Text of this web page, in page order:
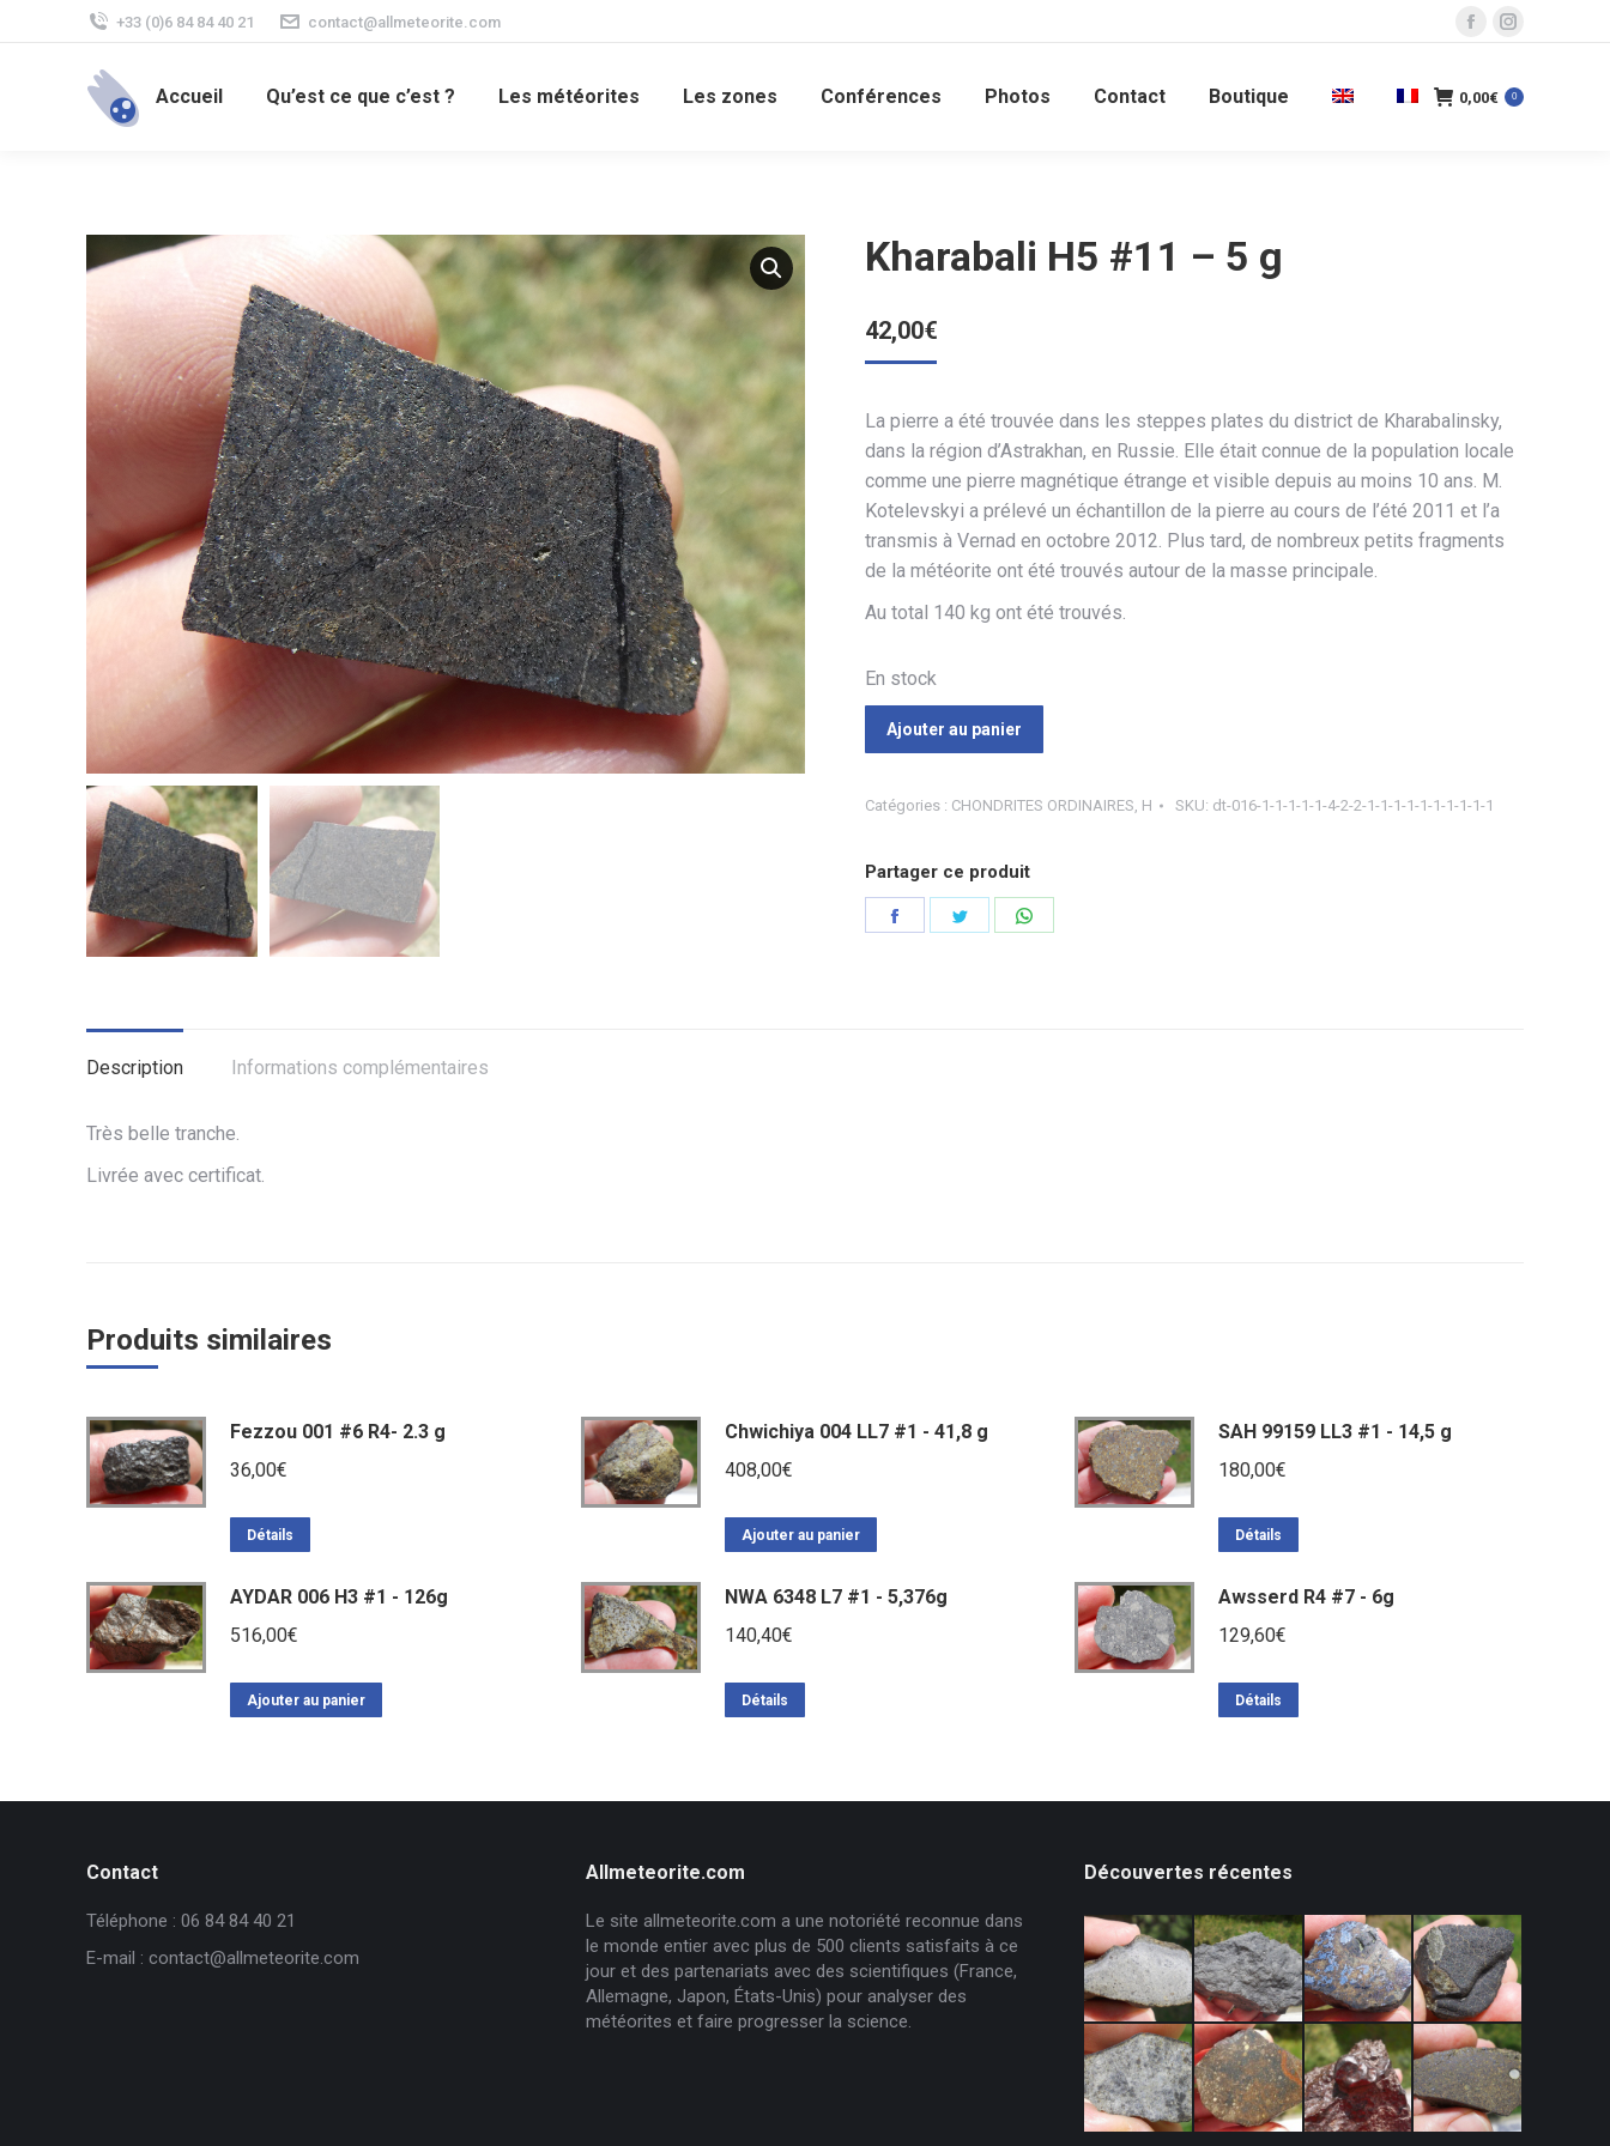
+33 (0)6 84 84 40 21 contact@allmeteorite.com
La
Facebook
La
Instagram
Accueil Qu’est ce que c’est ? Les météorites Les zones Conférences Photos Contact Boutique 0,00€ 0
Kharabali H5 #11 – 5 g
42,00€
La pierre a été trouvée dans les steppes plates du district de Kharabalinsky,
dans la région d’Astrakhan, en Russie. Elle était connue de la population locale
comme une pierre magnétique étrange et visible depuis au moins 10 ans. M.
Kotelevskyi a prélevé un échantillon de la pierre au cours de l’été 2011 et l’a
transmis à Vernad en octobre 2012. Plus tard, de nombreux petits fragments
de la météorite ont été trouvés autour de la masse principale.
Au total 140 kg ont été trouvés.
En stock
Ajouter au panier
Catégories : CHONDRITES ORDINAIRES, H SKU: dt-016-1-1-1-1-1-4-2-2-1-1-1-1-1-1-1-1-1-1
Partager ce produit
Partager Partager
Description Informations complémentaires
Très belle tranche.
Livrée avec certificat.
Produits similaires
Fezzou 001 #6 R4- 2.3 g
36,00€
Détails
Chwichiya 004 LL7 #1 - 41,8 g
408,00€
Ajouter au panier
SAH 99159 LL3 #1 - 14,5 g
180,00€
Détails
AYDAR 006 H3 #1 - 126g
516,00€
Ajouter au panier
NWA 6348 L7 #1 - 5,376g
140,40€
Détails
Awsserd R4 #7 - 6g
129,60€
Détails
Contact
Téléphone : 06 84 84 40 21
E-mail : contact@allmeteorite.com
Allmeteorite.com
Le site allmeteorite.com a une notoriété reconnue dans
le monde entier avec plus de 500 clients satisfaits à ce
jour et des partenariats avec des scientifiques (France,
Allemagne, Japon, États-Unis) pour analyser des
météorites et faire progresser la science.
Découvertes récentes